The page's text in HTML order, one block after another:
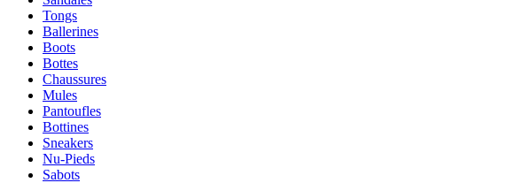
Tongs
Ballerines
Boots
Bottes
Chaussures
Mules
Pantoufles
Bottines
Sneakers
Nu-Pieds
Sabots